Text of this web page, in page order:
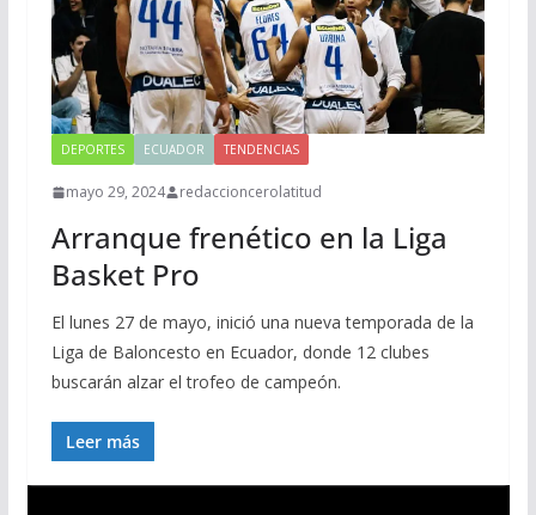
DEPORTES ECUADOR TENDENCIAS
mayo 29, 2024 redaccioncerolatitud
Arranque frenético en la Liga
Basket Pro
El lunes 27 de mayo, inició una nueva temporada de la
Liga de Baloncesto en Ecuador, donde 12 clubes
buscarán alzar el trofeo de campeón.
Leer más